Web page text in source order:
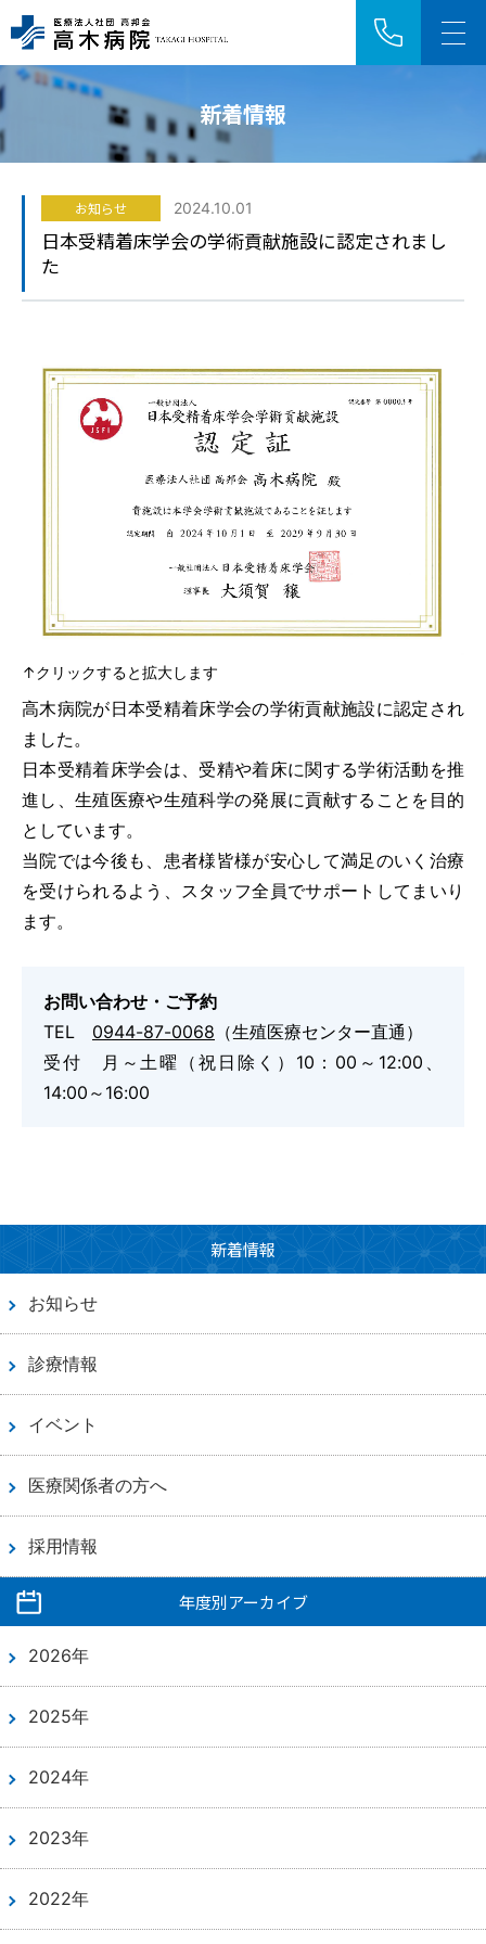
アクセス
HOME
ご来院の方へ
病院紹介
当院のがん診療
専攻医募集
プライバシーポリシー
お問い合わせ
交通アクセス
予約専用電話番号
代表番号
診療日 月曜日～土曜日
外来受付時間
アクセス 駐車場
新着情報
お知らせ 2024.10.01
日本受精着床学会の学術貢献施設に認定されまし
た
↑クリックすると拡大します
高木病院が日本受精着床学会の学術貢献施設に認定され
ました。
日本受精着床学会は、受精や着床に関する学術活動を推
進し、生殖医療や生殖科学の発展に貢献することを目的
としています。
当院では今後も、患者様皆様が安心して満足のいく治療
を受けられるよう、スタッフ全員でサポートしてまいり
ます。
お問い合わせ・ご予約
TEL 0944-87-0068 （生殖医療センター直通）
受付 月～土曜（祝日除く）10：00～12:00、
14:00～16:00
新着情報
お知らせ
診療情報
イベント
医療関係者の方へ
採用情報
年度別アーカイブ
2026年
2025年
2024年
2023年
2022年